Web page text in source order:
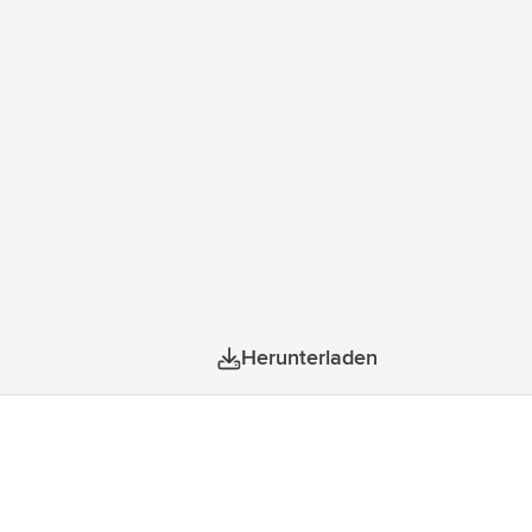
Herunterladen